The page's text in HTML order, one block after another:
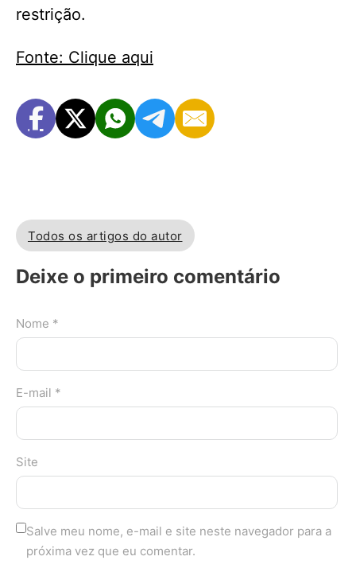
restrição.
Fonte: Clique aqui
Todos os artigos do autor
Deixe o primeiro comentário
Nome *
E-mail *
Site
Salve meu nome, e-mail e site neste navegador para a
próxima vez que eu comentar.